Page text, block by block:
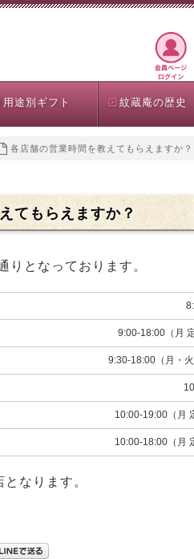
用途別ギフト 紋蔵庵の歴史
各店舗の営業時間を教えてもらえますか？
てもらえますか？
りとなっております。
9:00-18:00（月
9:30-18:00（月・
10:00-19:00（月
10:00-18:00（月
なります。